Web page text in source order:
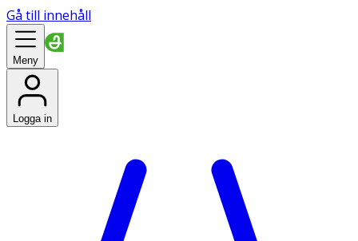
Gå till innehåll
Meny
Logga in